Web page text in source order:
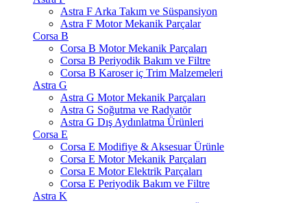
Astra F Arka Takım ve Süspansiyon
Astra F Motor Mekanik Parçalar
Corsa B
Corsa B Motor Mekanik Parçaları
Corsa B Periyodik Bakım ve Filtre
Corsa B Karoser iç Trim Malzemeleri
Astra G
Astra G Motor Mekanik Parçaları
Astra G Soğutma ve Radyatör
Astra G Dış Aydınlatma Ürünleri
Corsa E
Corsa E Modifiye & Aksesuar Ürünle
Corsa E Motor Mekanik Parçaları
Corsa E Motor Elektrik Parçaları
Corsa E Periyodik Bakım ve Filtre
Astra K